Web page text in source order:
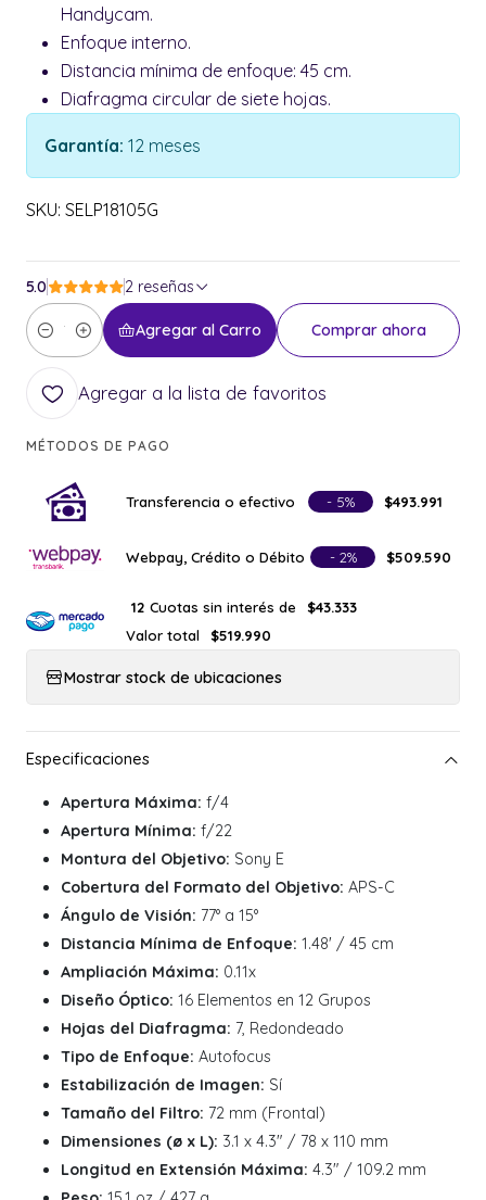
Handycam.
Enfoque interno.
Distancia mínima de enfoque: 45 cm.
Diafragma circular de siete hojas.
Garantía: 12 meses
SKU: SELP18105G
5.0 2 reseñas
Cantidad
Agregar al Carro Comprar ahora
Agregar a la lista de favoritos
MÉTODOS DE PAGO
Transferencia o efectivo - 5% $493.991
Webpay, Crédito o Débito - 2% $509.590
12 Cuotas sin interés de
$43.333
Valor total
$519.990
Mostrar stock de ubicaciones
Apertura Máxima: f/4
Apertura Mínima: f/22
Montura del Objetivo: Sony E
Cobertura del Formato del Objetivo: APS-C
Ángulo de Visión: 77° a 15°
Distancia Mínima de Enfoque: 1.48' / 45 cm
Ampliación Máxima: 0.11x
Diseño Óptico: 16 Elementos en 12 Grupos
Hojas del Diafragma: 7, Redondeado
Tipo de Enfoque: Autofocus
Estabilización de Imagen: Sí
Tamaño del Filtro: 72 mm (Frontal)
Dimensiones (ø x L): 3.1 x 4.3" / 78 x 110 mm
Longitud en Extensión Máxima: 4.3" / 109.2 mm